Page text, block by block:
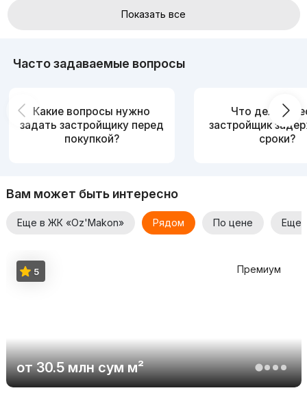
Показать все
Часто задаваемые вопросы
Какие вопросы нужно
задать застройщику перед
покупкой?
Что делать,
застройщик
сроки?
Вам может быть интересно
Еще в ЖК «Oz'Makon» Рядом По цене Еще
Премиум
от30.5 млн сумм²
5